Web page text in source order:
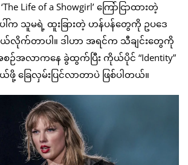
of a Showgirl’ ကြော်ငြာထားတဲ့
က သူမရဲ့ ထူးခြားတဲ့ ဟန်ပန်တွေကို ဥပဒေ
လိုက်တာပါ။ ဒါဟာ အရင်က သီချင်းတွေကို
ဉ်အလာကနေ ခွဲထွက်ပြီး ကိုယ်ပိုင် “Identity”
ြေလှမ်းပြင်လာတာပဲ ဖြစ်ပါတယ်။